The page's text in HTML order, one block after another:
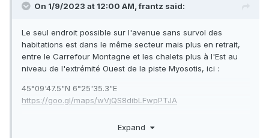
On 1/9/2023 at 12:00 AM,frantz said:
Le seul endroit possible sur l'avenue sans survol des
habitations est dans le même secteur mais plus en retrait,
entre le Carrefour Montagne et les chalets plus à l'Est au
niveau de l'extrémité Ouest de la piste Myosotis, ici :
45°09'47.5"N 6°25'35.3"E
https://goo.gl/maps/wVjQS8dibLFwpPTJA
plus haut ; proche du cinéma.
Expand